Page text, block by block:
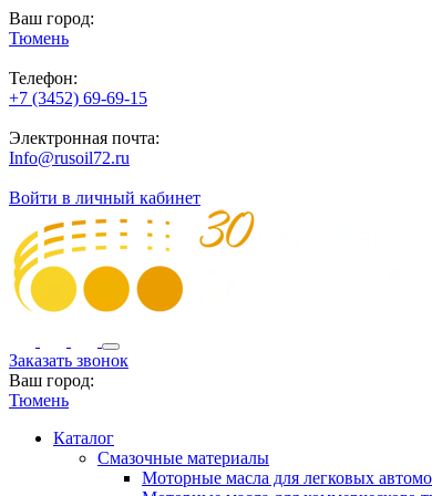
Ваш город:
Тюмень
Телефон:
+7 (3452) 69-69-15
Электронная почта:
Info@rusoil72.ru
Войти в личный кабинет
Заказать звонок
Ваш город:
Тюмень
Каталог
Смазочные материалы
Моторные масла для легковых